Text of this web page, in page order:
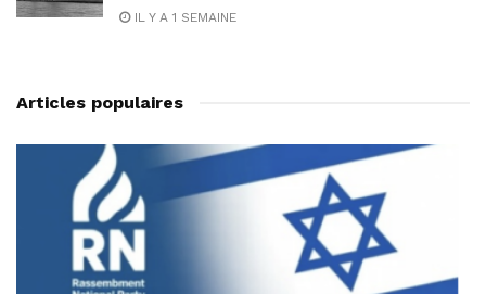
IL Y A 1 SEMAINE
Articles populaires